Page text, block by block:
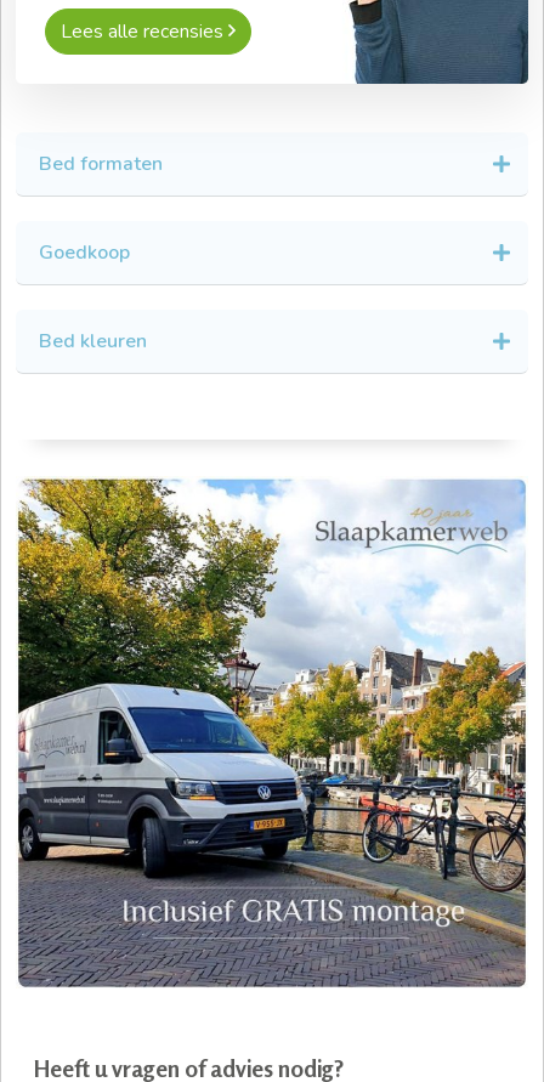
Heeft u vragen of advies nodig?
Lees alle recensies
Bed formaten
Goedkoop
Bed kleuren